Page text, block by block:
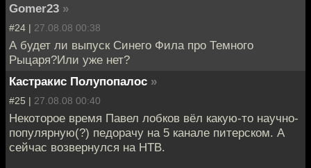
Gomer23 »
#24 | 27.08.08 00:38
А будет ли выпуск Синего Фила про Темного
Рыцаря?Или уже нет?
Кастракис Полупопалос »
#25 | 27.08.08 00:40
Некоторое время Павел лобков вёл какую-то научно-
популярную(?) педорачу на 5 канале питерском. А
сейчас возвернулся на НТВ.